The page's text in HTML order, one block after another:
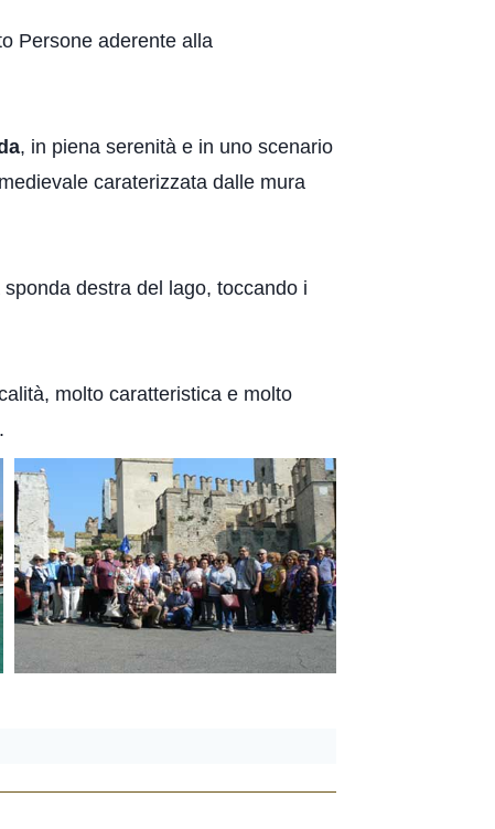
Persone aderente alla
, in piena serenità e in uno scenario
caraterizzata dalle mura
destra del lago, toccando i
molto caratteristica e molto